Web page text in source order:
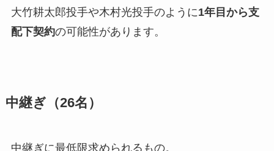
大竹耕太郎投手や木村光投手のように1年目から支
配下契約の可能性があります。
中継ぎ（26名）
中継ぎに最低限求められるもの。